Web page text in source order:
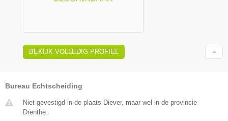
BEKIJK VOLLEDIG PROFIEL
Bureau Echtscheiding
Niet gevestigd in de plaats Diever, maar wel in de provincie
Drenthe.